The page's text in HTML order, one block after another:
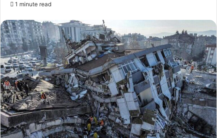
1 minute read